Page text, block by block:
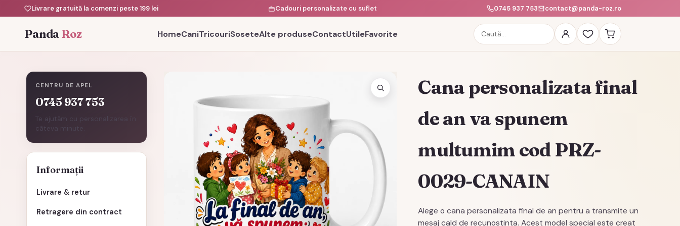
Livrare gratuită la comenzi peste 199 lei Cadouri personalizate cu suflet 0745 937 753 contact@panda-roz.ro
PandaRoz HomeCaniTricouriSoseteAlte produseContactUtileFavorite
Caută
produse
CENTRU DE APEL
0745 937 753
Te ajutăm cu personalizarea în
câteva minute.
Informații
Livrare & retur
Retragere din contract
Cana personalizata final
de an va spunem
multumim cod PRZ-
0029-CANAIN
Alege o cana personalizata final de an pentru a transmite un
mesaj cald de recunostinta. Acest model special este creat